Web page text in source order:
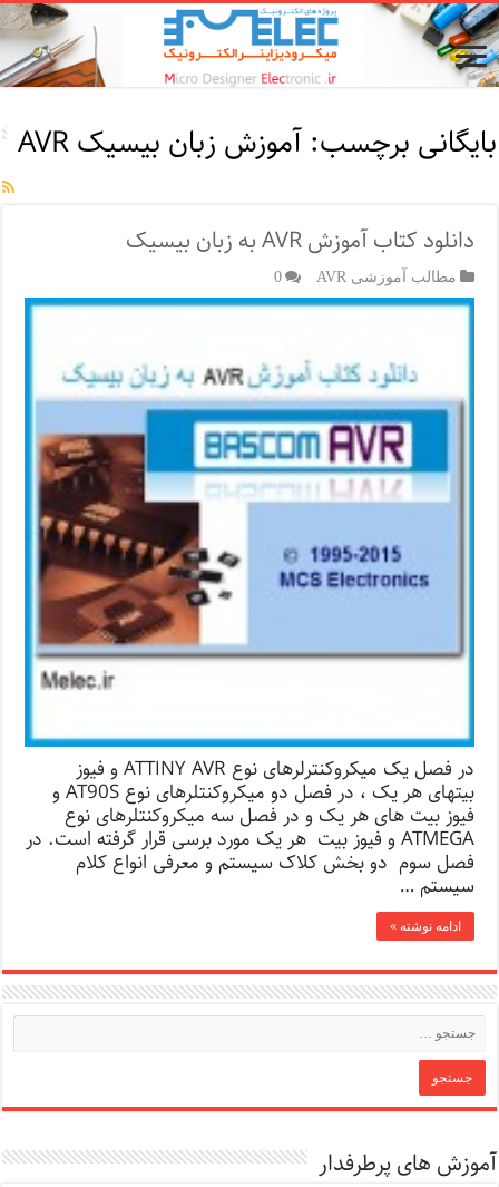
بایگانی برچسب:آموزش زبان بیسیک AVR
دانلود کتاب آموزش AVR به زبان بیسیک
مطالب آموزشی AVR 0
در فصل یک میکروکنترلرهای نوع ATTINY AVR و فیوز
بیتهای هر یک ، در فصل دو میکروکنتلرهای نوع AT90S و
فیوز بیت های هر یک و در فصل سه میکروکنتلرهای نوع
ATMEGA و فیوز بیت هر یک مورد برسی قرار گرفته است. در
فصل سوم دو بخش کلاک سیستم و معرفی انواع کلام
سیستم …
ادامه نوشته »
آموزش های پرطرفدار